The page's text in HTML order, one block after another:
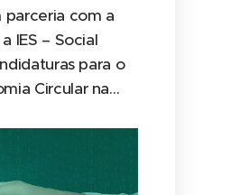
parceria com a
IES – Social
para o
Circular na
social da
com o apoio